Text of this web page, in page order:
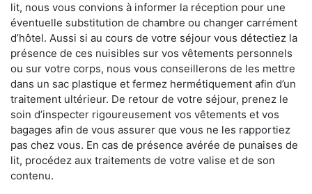
lit, nous vous convions à informer la réception pour une
éventuelle substitution de chambre ou changer carrément
d’hôtel. Aussi si au cours de votre séjour vous détectiez la
présence de ces nuisibles sur vos vêtements personnels
ou sur votre corps, nous vous conseillerons de les mettre
dans un sac plastique et fermez hermétiquement afin d’un
traitement ultérieur. De retour de votre séjour, prenez le
soin d’inspecter rigoureusement vos vêtements et vos
bagages afin de vous assurer que vous ne les rapportiez
pas chez vous. En cas de présence avérée de punaises de
lit, procédez aux traitements de votre valise et de son
contenu.